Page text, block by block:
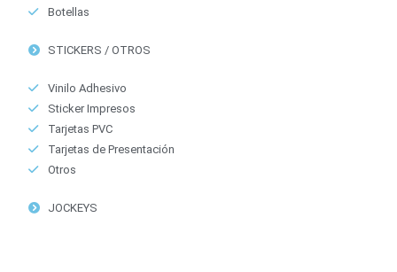
Botellas
STICKERS / OTROS
Vinilo Adhesivo
Sticker Impresos
Tarjetas PVC
Tarjetas de Presentación
Otros
JOCKEYS